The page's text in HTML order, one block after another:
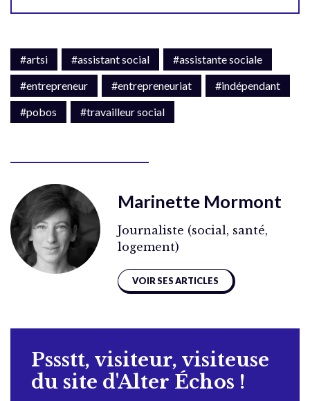
#artsi #assistant social
#assistante sociale
#entrepreneur
#entrepreneuriat
#indépendant
#pobos
#travailleur social
Marinette Mormont
Journaliste (social, santé,
logement)
VOIR SES ARTICLES
Pssstt, visiteur, visiteuse
du site d'Alter Échos !